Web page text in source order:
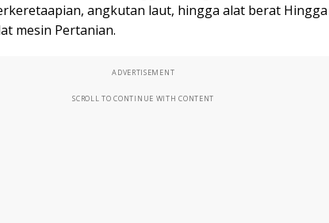
angkutan laut, hingga alat berat
mesin Pertanian.
ADVERTISEMENT
SCROLL TO CONTINUE WITH CONTENT